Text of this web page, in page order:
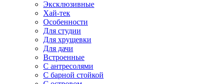
Эксклюзивные
Хай-тек
Особенности
Для студии
Для хрущевки
Для дачи
Встроенные
С антресолями
С барной стойкой